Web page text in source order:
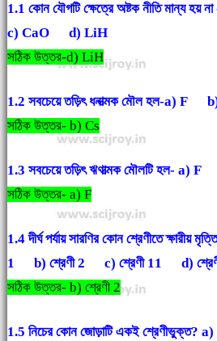
1.1 কোন যৌগটি ক্ষেত্রে অষ্টক নীতি মান্য হয় না
c) CaO d) LiH
সঠিক উত্তর-d) LiH
1.2 সবচেয়ে তড়িৎ ধনাত্মক মৌল হল-
সঠিক উত্তর- b) Cs
1.3 সবচেয়ে তড়িৎ ঋণাত্মক মৌলটি
সঠিক উত্তর- a) F
1.4 দীর্ঘ পর্যায় সারণির কোন শ্রেণীতে ক্ষারীয়
1 b) শ্রেণী 2 c) শ্রেণী 11 d)
সঠিক উত্তর- b) শ্রেণী 2
1.5 নিচের কোন জোড়াটি একই